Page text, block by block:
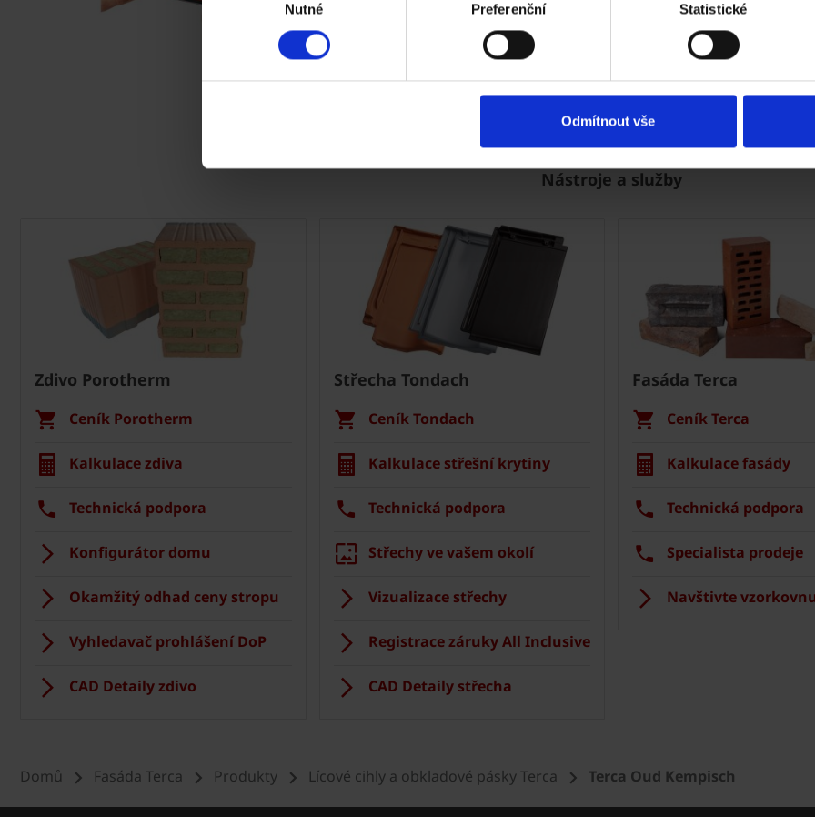
souhlasu
Nutné Preferenční Statistické
Odmítnout vše
ZAČÍT NOVOU KONFIGURACI
Nástroje a služby
Zdivo Porotherm
Ceník Porotherm
Kalkulace zdiva
Technická podpora
Konfigurátor domu
Okamžitý odhad ceny stropu
Vyhledavač prohlášení DoP
CAD Detaily zdivo
Střecha Tondach
Ceník Tondach
Kalkulace střešní krytiny
Technická podpora
Střechy ve vašem okolí
Vizualizace střechy
Registrace záruky All Inclusive
CAD Detaily střecha
Fasáda Terca
Ceník Terca
Kalkulace fasády
Technická podpora
Specialista prodeje
Navštivte
Domů Fasáda Terca Produkty Lícové cihly a obkladové pásky Terca Terca Oud Kempisch